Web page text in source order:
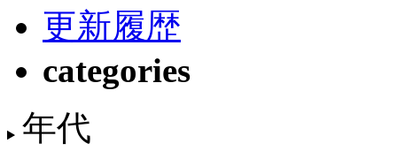
更新履歴
categories
年代